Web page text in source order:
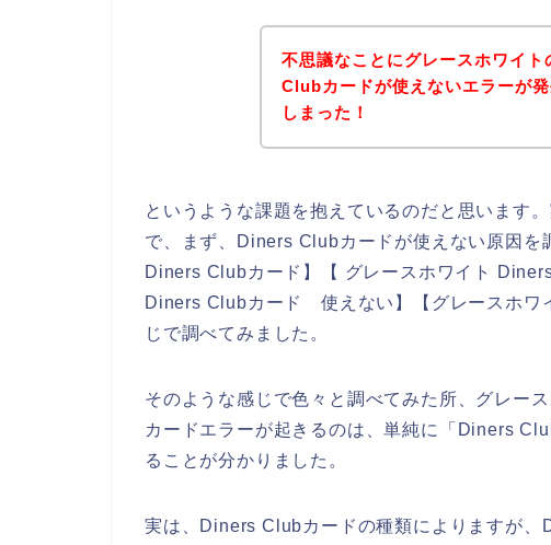
不思議なことにグレースホワイ
Clubカードが使えないエラーが
しまった！
というような課題を抱えているのだと思います
で、まず、Diners Clubカードが使えない原因を
Diners Clubカード】【 グレースホワイト
Diners Clubカード 使えない】【グレースホ
じで調べてみました。
そのような感じで色々と調べてみた所、グレー
カードエラーが起きるのは、単純に「Diners
ることが分かりました。
実は、Diners Clubカードの種類によりますが